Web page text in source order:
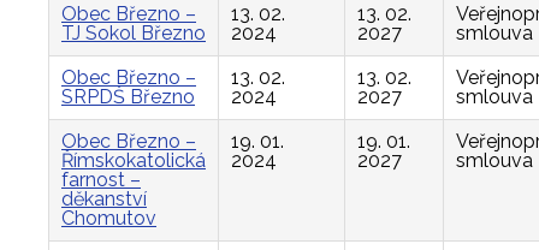
Obec Březno –
TJ Sokol Březno
13. 02.
2024
13. 02.
2027
smlouva
Obec Březno –
SRPDŠ Březno
13. 02.
2024
13. 02.
2027
smlouva
Obec Březno –
Římskokatolická
farnost –
děkanství
Chomutov
19. 01.
2024
19. 01.
2027
smlouva